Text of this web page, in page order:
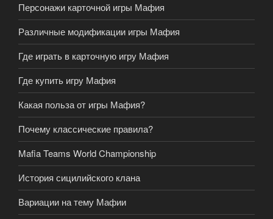
Персонажи карточной игры Мафия
Различные модификации игры Мафия
Где играть в карточную игру Мафия
Где купить игру Мафия
Какая польза от игры Мафия?
Почему классические правила?
Mafia Teams World Championship
История сицилийского клана
Вариации на тему Мафии